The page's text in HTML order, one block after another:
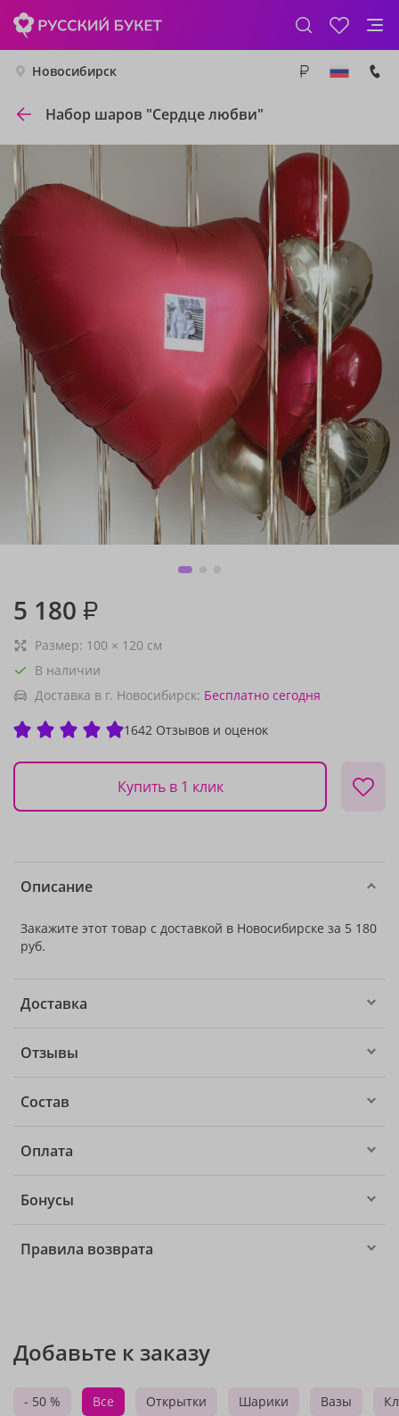
Новосибирск
Набор шаров "Сердце любви"
5 180 ₽
Размер: 100 × 120 см
В наличии
Доставка в г. Новосибирск: Бесплатно сегодня
1642 Отзывов и оценок
Купить в 1 клик
Описание
Закажите этот товар с доставкой в Новосибирске за 5 180
руб.
Доставка
Отзывы
Состав
Оплата
Бонусы
Правила возврата
Добавьте к заказу
- 50 % Все Открытки Шарики Вазы